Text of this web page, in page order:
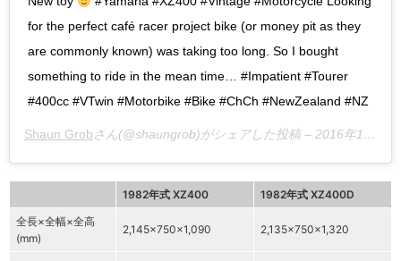
for the perfect café racer project bike (or money pit as they
are commonly known) was taking too long. So I bought
something to ride in the mean time… #Impatient #Tourer
#400cc #VTwin #Motorbike #Bike #ChCh #NewZealand #NZ
Shaun Grobさん(@shaungrob)がシェアした投稿 – 2016年10月月14日午前1時58分PDT
1982年式 XZ400
1982年式 XZ400D
全長×全幅×全高
(mm)
2,145×750×1,090 2,135×750×1,320